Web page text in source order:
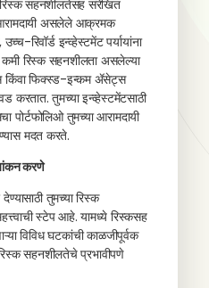
रिस्क सहनशीलतेसह संरेखित
असलेले आक्रमक
रिवॉर्ड इन्व्हेस्टमेंट पर्यायांना
रिस्क सहनशीलता असलेल्या
किंवा फिक्स्ड-इन्कम ॲसेट्स
करतात. तुमच्या इन्व्हेस्टमेंटसाठी
तुमच्या आरामदायी
मदत करते.
करणे
तुमच्या रिस्क
स्टेप आहे. यामध्ये रिस्कसह
विविध घटकांची काळजीपूर्वक
सहनशीलतेचे प्रभावीपणे